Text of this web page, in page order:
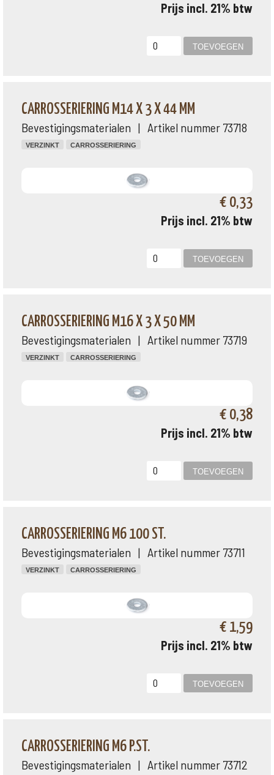
Prijs incl. 21% btw
CARROSSERIERING M14 X 3 X 44 MM
Bevestigingsmaterialen | Artikel nummer 73718
VERZINKT CARROSSERIERING
€ 0,33
Prijs incl. 21% btw
CARROSSERIERING M16 X 3 X 50 MM
Bevestigingsmaterialen | Artikel nummer 73719
VERZINKT CARROSSERIERING
€ 0,38
Prijs incl. 21% btw
CARROSSERIERING M6 100 ST.
Bevestigingsmaterialen | Artikel nummer 73711
VERZINKT CARROSSERIERING
€ 1,59
Prijs incl. 21% btw
CARROSSERIERING M6 P.ST.
Bevestigingsmaterialen | Artikel nummer 73712